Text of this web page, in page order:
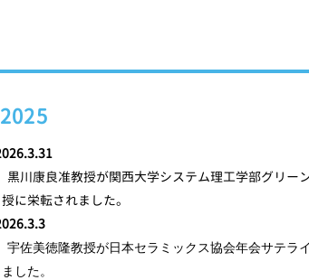
黒川康良准教授が関西大学システム理工学部グリー
授に栄転されました。
宇佐美徳隆教授が日本セラミックス協会年会サテラ
ました。